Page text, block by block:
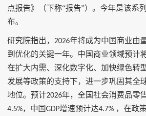
点报告》（下称“报告”）。今年是该系
布。
研究院指出， 2026年将成为中国商业由
到优化的关键一年。中国商业领域预计
在扩大内需、深化数字化、加快绿色转
发展等政策的支持下，进一步巩固其全
地位。预计2026年， 全国社会消费品零
4.5%， 中国GDP增速预计达4.7% ，在政